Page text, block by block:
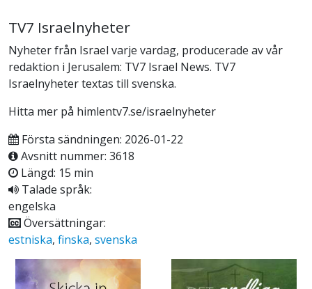
TV7 Israelnyheter
Nyheter från Israel varje vardag, producerade av vår
redaktion i Jerusalem: TV7 Israel News. TV7
Israelnyheter textas till svenska.
Hitta mer på himlentv7.se/israelnyheter
Första sändningen: 2026-01-22
Avsnitt nummer: 3618
Längd: 15 min
Talade språk:
engelska
Översättningar:
estniska, finska, svenska